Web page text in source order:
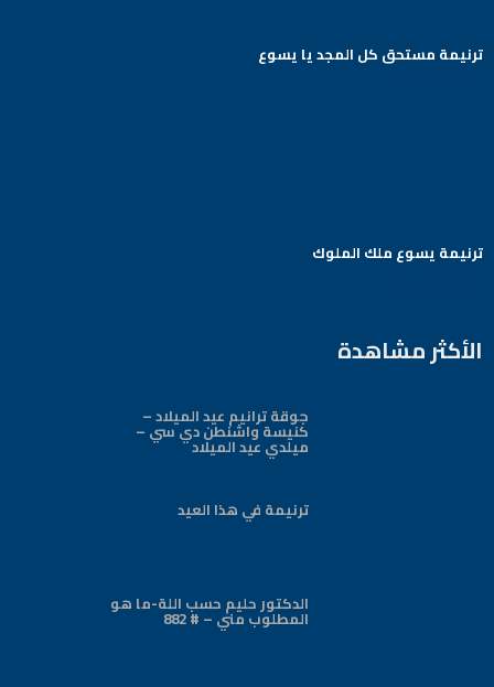
ترنيمة مستحق كل المجد يا يسوع
ترنيمة يسوع ملك الملوك
الأكثر مشاهدة
جوقة ترانيم عيد الميلاد –
كنيسة واشنطن دي سي –
ميلدي عيد الميلاد
ترنيمة في هذا العيد
الدكتور حليم حسب اللة-ما هو
المطلوب مني – # 882